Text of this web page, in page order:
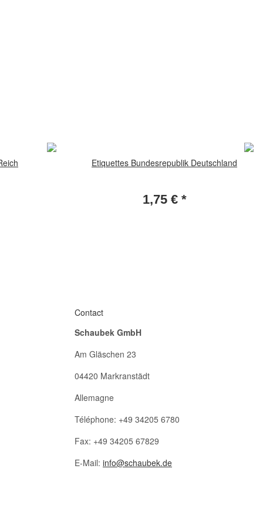
Etiquettes Bundesrepublik Deutschland
1,75 € *
Contact
Schaubek GmbH
Am Gläschen 23
04420 Markranstädt
Allemagne
Téléphone: +49 34205 6780
Fax: +49 34205 67829
E-Mail: info@schaubek.de